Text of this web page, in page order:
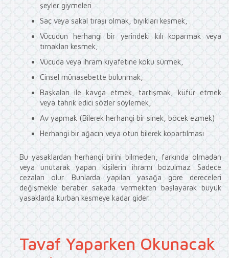
şeyler giymeleri
Saç veya sakal tıraşı olmak, bıyıkları kesmek,
Vücudun herhangi bir yerindeki kılı koparmak veya
tırnakları kesmek,
Vücuda veya ihram kıyafetine koku sürmek,
Cinsel münasebette bulunmak,
Başkaları ile kavga etmek, tartışmak, küfür etmek
veya tahrik edici sözler söylemek,
Av yapmak (Bilerek herhangi bir sinek, böcek ezmek)
Herhangi bir ağacın veya otun bilerek kopartılması
Bu yasaklardan herhangi birini bilmeden, farkında olmadan
veya unutarak yapan kişilerin ihramı bozulmaz. Sadece
cezaları olur. Bunlarda yapılan yasağa göre dereceleri
değişmekle beraber sakada vermekten başlayarak büyük
yasaklarda kurban kesmeye kadar gider.
Tavaf Yaparken Okunacak